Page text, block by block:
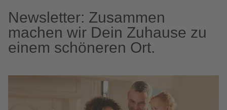
Newsletter: Zusammen
machen wir Dein Zuhause zu
einem schöneren Ort.